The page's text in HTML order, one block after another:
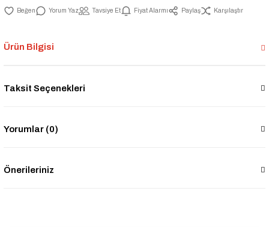
Yorum Yaz Tavsiye Et Fiyat Alarmı Paylaş Karşılaştır
Ürün Bilgisi
Taksit Seçenekleri
Yorumlar (0)
Önerileriniz